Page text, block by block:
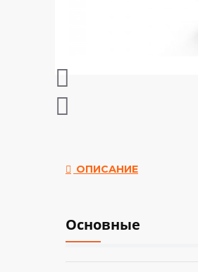
ОПИСАНИЕ
Основные